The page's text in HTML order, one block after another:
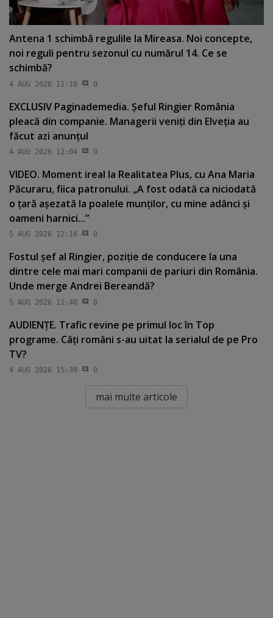
Antena 1 schimbă regulile la Mireasa. Noi concepte,
noi reguli pentru sezonul cu numărul 14. Ce se
schimbă?
4 AUG 2026 11:10 0
EXCLUSIV Paginademedia. Şeful Ringier România
pleacă din companie. Managerii veniţi din Elveţia au
făcut azi anunţul
4 AUG 2026 12:04 0
VIDEO. Moment ireal la Realitatea Plus, cu Ana Maria
Păcuraru, fiica patronului. „A fost odată ca niciodată
o ţară aşezată la poalele munţilor, cu mine adânci şi
oameni harnici...”
5 AUG 2026 12:16 0
Fostul şef al Ringier, poziţie de conducere la una
dintre cele mai mari companii de pariuri din România.
Unde merge Andrei Bereandă?
5 AUG 2026 11:40 0
AUDIENŢE. Trafic revine pe primul loc în Top
programe. Câţi români s-au uitat la serialul de pe Pro
TV?
4 AUG 2026 15:39 0
mai multe articole